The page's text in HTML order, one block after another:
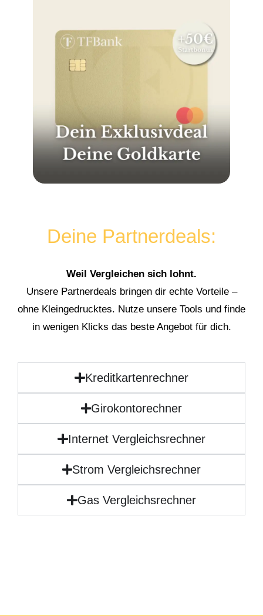
Deine Partnerdeals:
Weil Vergleichen sich lohnt.
Unsere Partnerdeals bringen dir echte Vorteile –
ohne Kleingedrucktes. Nutze unsere Tools und finde
in wenigen Klicks das beste Angebot für dich.
Kreditkartenrechner
Girokontorechner
Internet Vergleichsrechner
Strom Vergleichsrechner
Gas Vergleichsrechner